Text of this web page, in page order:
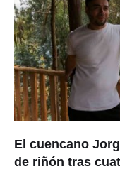
El cuencano
de riñón tras